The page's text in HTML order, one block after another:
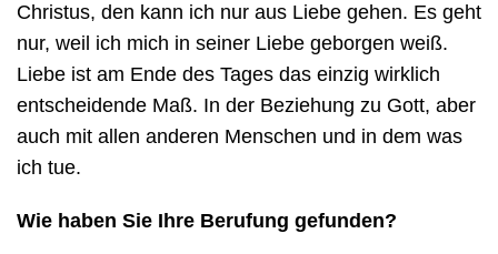
Christus, den kann ich nur aus Liebe gehen. Es geht
nur, weil ich mich in seiner Liebe geborgen weiß.
Liebe ist am Ende des Tages das einzig wirklich
entscheidende Maß. In der Beziehung zu Gott, aber
auch mit allen anderen Menschen und in dem was
ich tue.
Wie haben Sie Ihre Berufung gefunden?